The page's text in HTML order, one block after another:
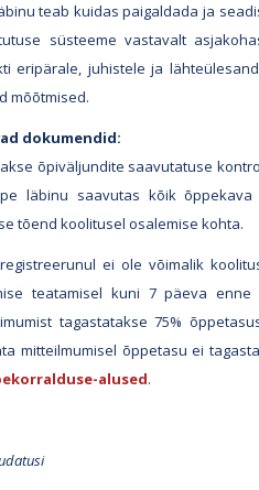
teab kuidas paigaldada ja
süsteeme vastavalt
eripärale, juhistele ja
mõõtmised.
dokumendid:
õpiväljundite saavutatuse
läbinu saavutas kõik
tõend koolitusel osalemise kohta.
ei ole võimalik
teatamisel kuni 7 päeva
tagastatakse 75%
mitteilmumisel õppetasu ei
alused.